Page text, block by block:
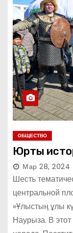
ОБЩЕСТВО
Юрты
Мар 28, 2024
Шесть
центральной
«Ұлыстың ұлы
Наурыза. В